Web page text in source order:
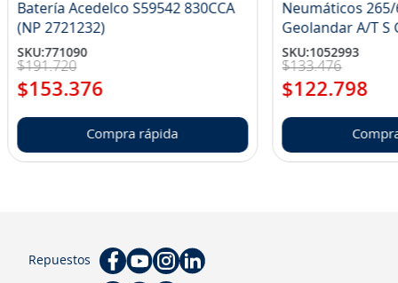
Batería Acedelco S59542 830CCA
(NP 2721232)
SKU:771090
$191.720
$153.376
Compra rápida
Neumáticos 265/
SKU:1052993
$133.476
$122.798
Repuestos